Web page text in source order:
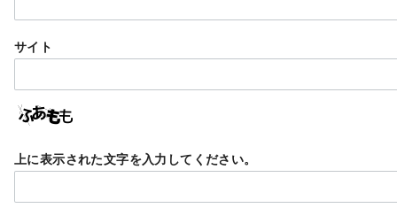
サイト
上に表示された文字を入力してください。